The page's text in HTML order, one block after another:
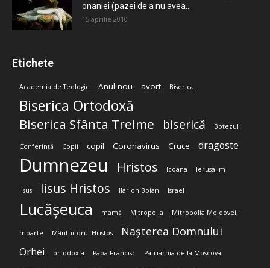
onaniei (pazei de a nu avea...
15 aprilie 2010
Etichete
Academia de Teologie Anul nou avort Biserica
Biserica Ortodoxă
Biserica Sfânta Treime biserică Botezul
Conferință Copii copil Coronavirus Cruce dragoste
Dumnezeu Hristos Icoana Ierusalim
Iisus Iisus Hristos Ilarion Boian Israel
Lucășeuca mamă Mitropolia Mitropolia Moldovei;
moarte Mântuitorul Hristos Nașterea Domnului
Orhei ortodoxia Papa Francisc Patriarhia de la Moscova